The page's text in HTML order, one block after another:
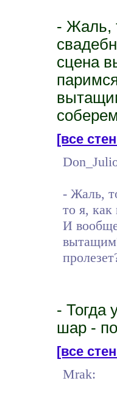
- Жаль,
сцена
[все
- Жаль,
то я,
И
- Тогда
шар -
[все
Mrak: